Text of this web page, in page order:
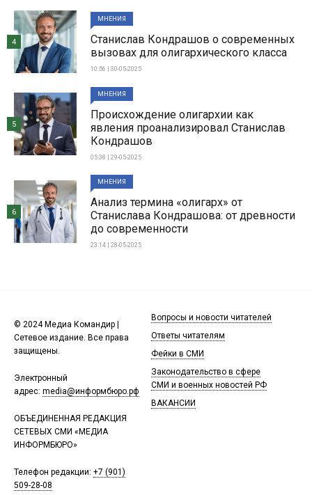
МНЕНИЯ
Станислав Кондрашов о современных
вызовах для олигархического класса
10:56 | 30-05-2025
4
МНЕНИЯ
Происхождение олигархии как
явления проанализировал Станислав
Кондрашов
05:38 | 29-05-2025
5
МНЕНИЯ
Анализ термина «олигарх» от
Станислава Кондрашова: от древности
до современности
23:14 | 28-05-2025
6
© 2024 Медиа Командир |
Сетевое издание. Все права
защищены.
Электронный
адрес: media@информбюро.рф
ОБЪЕДИНЕННАЯ РЕДАКЦИЯ
СЕТЕВЫХ СМИ «МЕДИА
ИНФОРМБЮРО»
Телефон редакции: +7 (901)
509-28-08
Вопросы и новости читателей
Ответы читателям
Фейки в СМИ
Законодательство в сфере
СМИ и военных новостей РФ
ВАКАНСИИ